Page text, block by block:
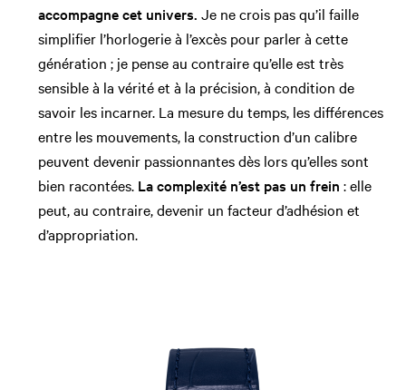
accompagne cet univers. Je ne crois pas qu’il faille
simplifier l’horlogerie à l’excès pour parler à cette
génération ; je pense au contraire qu’elle est très
sensible à la vérité et à la précision, à condition de
savoir les incarner. La mesure du temps, les différences
entre les mouvements, la construction d’un calibre
peuvent devenir passionnantes dès lors qu’elles sont
bien racontées. La complexité n’est pas un frein : elle
peut, au contraire, devenir un facteur d’adhésion et
d’appropriation.